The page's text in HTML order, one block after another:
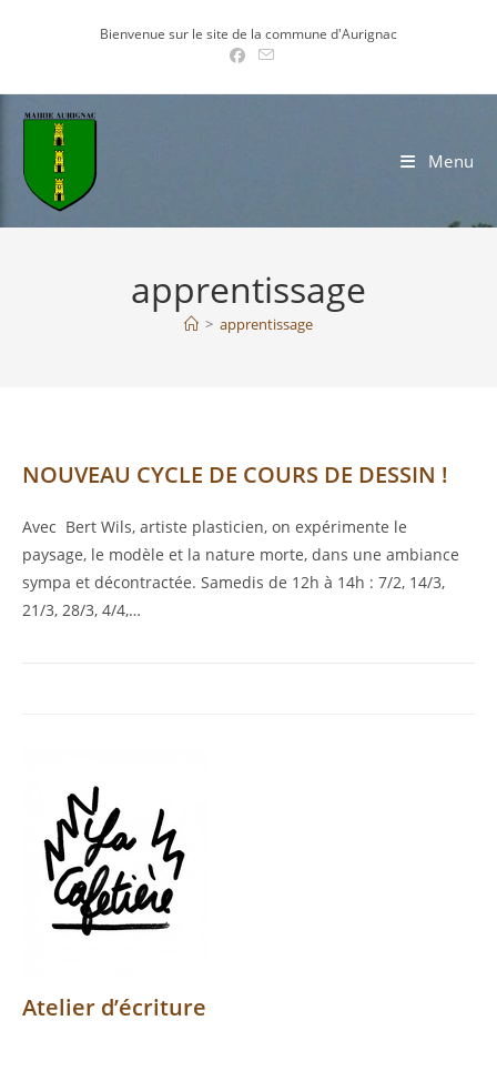
Bienvenue sur le site de la commune d'Aurignac
Menu
apprentissage
> apprentissage
NOUVEAU CYCLE DE COURS DE DESSIN !
Avec Bert Wils, artiste plasticien, on expérimente le
paysage, le modèle et la nature morte, dans une ambiance
sympa et décontractée. Samedis de 12h à 14h : 7/2, 14/3,
21/3, 28/3, 4/4,…
Atelier d’écriture